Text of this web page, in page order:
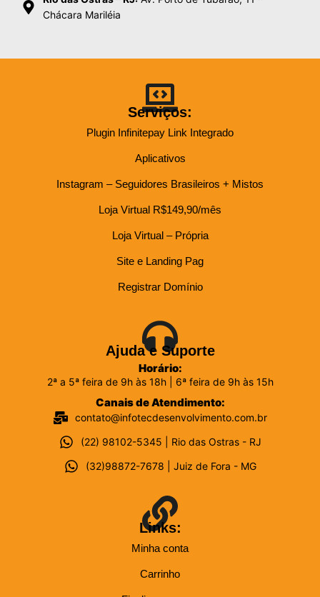
Chácara Mariléia
Serviços:
Plugin Infinitepay Link Integrado
Aplicativos
Instagram – Seguidores Brasileiros + Mistos
Loja Virtual R$149,90/mês
Loja Virtual – Própria
Site e Landing Pag
Registrar Domínio
Ajuda e Suporte
Horário:
2ª a 5ª feira de 9h às 18h | 6ª feira de 9h às 15h
Canais de Atendimento:
contato@infotecdesenvolvimento.com.br
(22) 98102-5345 | Rio das Ostras - RJ
(32)98872-7678 | Juiz de Fora - MG
Links:
Minha conta
Carrinho